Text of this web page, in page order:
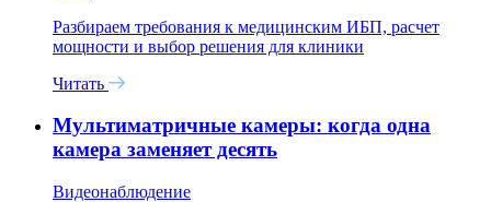
Разбираем требования к медицинским ИБП, расчет
мощности и выбор решения для клиники
Читать
Мультиматричные камеры: когда одна
камера заменяет десять
Видеонаблюдение